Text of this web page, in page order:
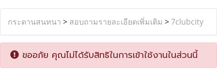
กระดานสนทนา > สอบถามรายละเอียดเพิ่มเติม >7clubcity
ขออภัย คุณไม่ได้รับสิทธิในการเข้าใช้งานในส่วนนี้